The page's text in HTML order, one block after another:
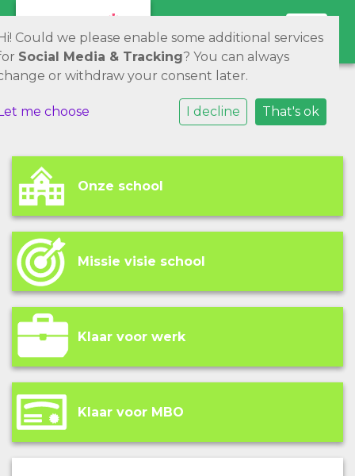
Toggle
Onze school
Missie visie school
Klaar voor werk
Klaar voor MBO
Could we please enable some additional services
Social Media & Tracking? You can always
or withdraw your consent later.
me choose I decline That's ok